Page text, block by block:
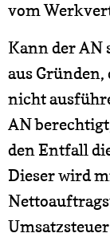
vom
Kann der AN
aus Gründen,
nicht
AN
den Entfall
Dieser wird